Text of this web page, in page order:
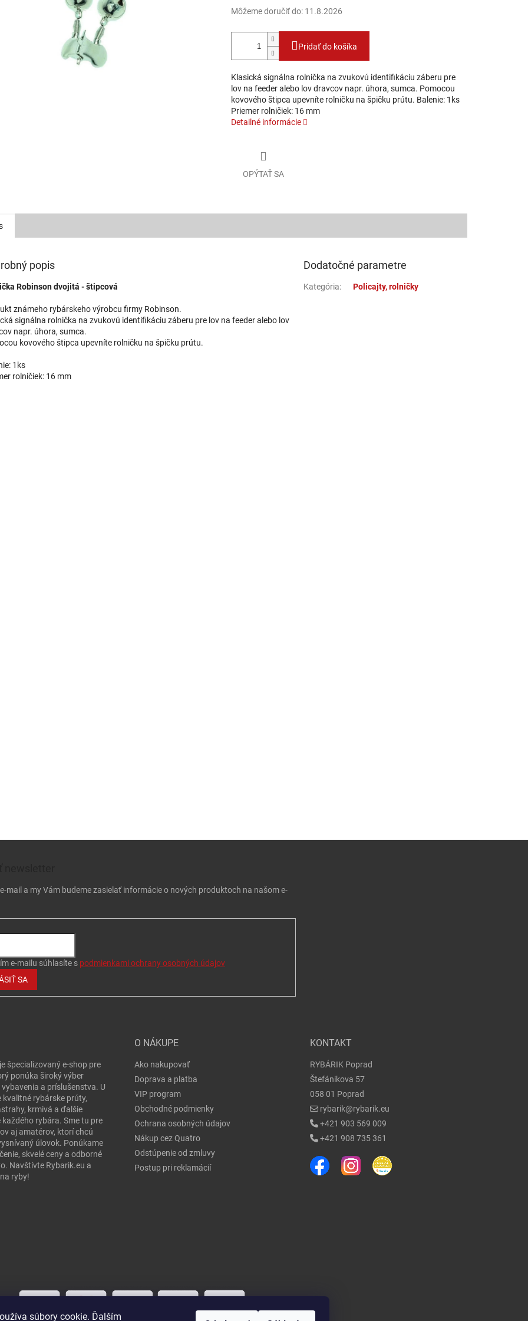
súbory cookie. Ďalším
Môžeme doručiť do: 11.8.2026
Pridať do košíka
Klasická signálna rolnička na zvukovú identifikáciu záberu pre
lov na feeder alebo lov dravcov napr. úhora, sumca. Pomocou
kovového štipca upevníte rolničku na špičku prútu. Balenie: 1ks
Priemer rolničiek: 16 mm
Detailné informácie
OPÝTAŤ SA
popis
Robinson dvojitá - štipcová
známeho rybárskeho výrobcu firmy Robinson.
signálna rolnička na zvukovú identifikáciu záberu pre lov na feeder alebo lov
napr. úhora, sumca.
kovového štipca upevníte rolničku na špičku prútu.
1ks
rolničiek: 16 mm
Dodatočné parametre
Kategória: Policajty, rolničky
mail a my Vám budeme zasielať informácie o nových produktoch na našom e-
e-mailu súhlasíte s podmienkami ochrany osobných údajov
SA
špecializovaný e-shop pre
ponúka široký výber
a príslušenstva. U
kvalitné rybárske prúty,
krmivá a ďalšie
každého rybára. Sme tu pre
aj amatérov, ktorí chcú
úlovok. Ponúkame
skvelé ceny a odborné
Navštívte Rybarik.eu a
ryby!
O NÁKUPE
Ako nakupovať
Doprava a platba
VIP program
Obchodné podmienky
Ochrana osobných údajov
Nákup cez Quatro
Odstúpenie od zmluvy
Postup pri reklamácií
KONTAKT
RYBÁRIK Poprad
Štefánikova 57
058 01 Poprad
rybarik@rybarik.eu
+421 903 569 009
+421 908 735 361